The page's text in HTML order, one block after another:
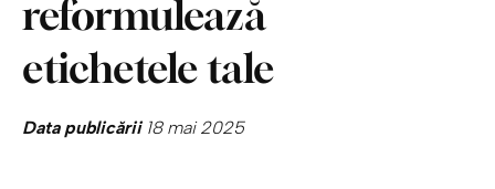
reformulează
etichetele tale
Data publicării18 mai 2025